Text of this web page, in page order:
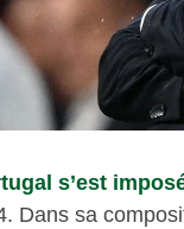
s’est
Dans sa